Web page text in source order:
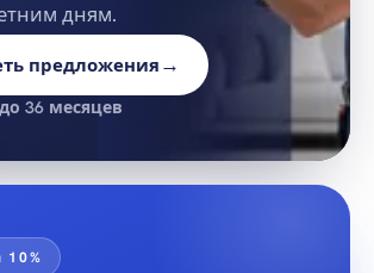
дням.
предложения →
36 месяцев